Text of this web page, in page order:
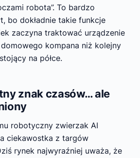
robota”. To bardzo
bo dokładnie takie funkcje
zaczyna traktować urządzenie
kompana niż kolejny
na półce.
znak czasów… ale
robotyczny zwierzak AI
ciekawostka z targów
rynek najwyraźniej uważa, że